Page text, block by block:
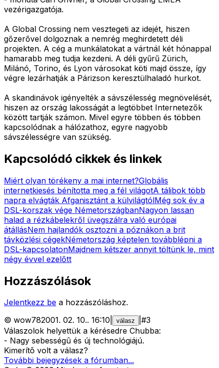
vezérigazgatója.
A Global Crossing nem vesztegeti az idejét, hiszen
gőzerővel dolgoznak a nemrég meghirdetett déli
projekten. A cég a munkálatokat a vártnál két hónappal
hamarabb meg tudja kezdeni. A déli gyűrű Zürich,
Milánó, Torino, és Lyon városokat köti majd össze, így
végre lezárhatják a Párizson keresztülhaladó hurkot.
A skandinávok igényelték a sávszélesség megnövelését,
hiszen az ország lakosságát a legtöbbet Internetezők
között tartják számon. Mivel egyre többen és többen
kapcsolódnak a hálózathoz, egyre nagyobb
sávszélességre van szükség.
Kapcsolódó cikkek és linkek
Miért olyan törékeny a mai internet?Globális
internetkiesés bénította meg a fél világotA tálibok több
napra elvágták Afganisztánt a külvilágtólMég sok év a
DSL-korszak vége NémetországbanNagyon lassan
halad a rézkábelekről üvegszálra való európai
átállásNem hajlandók osztozni a póznákon a brit
távközlési cégekNémetország képtelen továbblépni a
DSL-kapcsolatonMajdnem kétszer annyit töltünk le, mint
négy évvel ezelőtt
Hozzászólások
Jelentkezz be a hozzászóláshoz.
© wow782001. 02. 10.. 16:10 válasz #3
Válaszolok helyettük a kérésedre Chubba:
- Nagy sebességû és új technológiájú.
Kimerítõ volt a válasz?
További bejegyzések a fórumban...